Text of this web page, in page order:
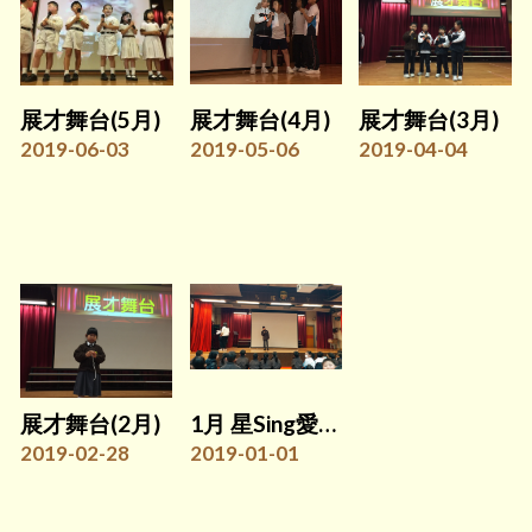
展才舞台(5月)
2019-06-03
展才舞台(4月)
2019-05-06
展才舞台(3月)
2019-04-04
展才舞台(2月)
2019-02-28
1月 星Sing愛校園初賽
2019-01-01